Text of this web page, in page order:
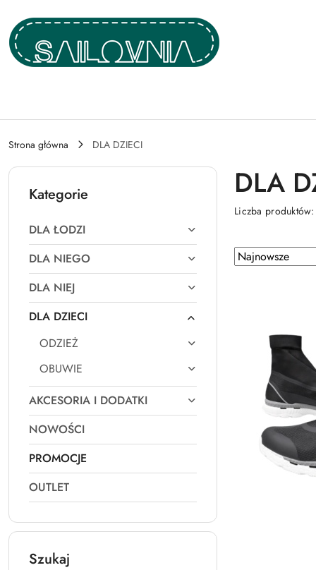
Przejdź do treści głównej
Przejdź do wyszukiwarki
Przejdź do moje konto
Przejdź do menu głównego
Przejdź do stopki
Strona główna DLA DZIECI
Kategorie
DLA ŁODZI
DLA NIEGO
DLA NIEJ
DLA DZIECI
ODZIEŻ
OBUWIE
AKCESORIA I DODATKI
NOWOŚCI
PROMOCJE
OUTLET
Szukaj
DLA
Liczba
Zastosowano
sortowanie:
Sortuj
według